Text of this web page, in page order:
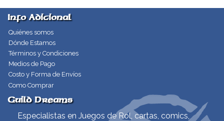
Info Adicional
Quiénes somos
Dónde Estamos
Términos y Condiciones
Medios de Pago
Costo y Forma de Envíos
Como Comprar
Guild Dreams
Especialistas en Juegos de Rol, cartas, comics,